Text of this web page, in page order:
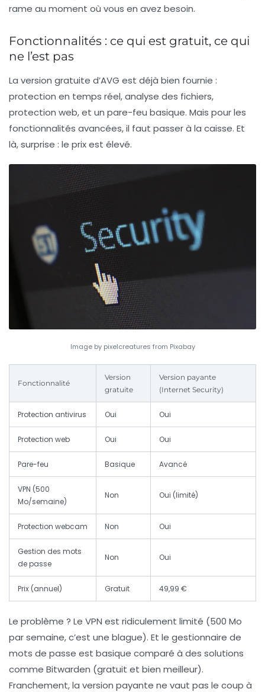
rame au moment où vous en avez besoin.
Fonctionnalités : ce qui est gratuit, ce qui
ne l’est pas
La version gratuite d’AVG est déjà bien fournie :
protection en temps réel, analyse des fichiers,
protection web, et un pare-feu basique. Mais pour les
fonctionnalités avancées, il faut passer à la caisse. Et
là, surprise : le prix est élevé.
Image by pixelcreatures from Pixabay
Fonctionnalité
Version
gratuite
Version payante
(Internet Security)
Protection antivirus Oui Oui
Protection web Oui Oui
Pare-feu Basique Avancé
VPN (500
Mo/semaine)
Non Oui (limité)
Protection webcam Non Oui
Gestion des mots
de passe
Non Oui
Prix (annuel) Gratuit 49,99 €
Le problème ? Le VPN est ridiculement limité (500 Mo
par semaine, c’est une blague). Et le gestionnaire de
mots de passe est basique comparé à des solutions
comme Bitwarden (gratuit et bien meilleur).
Franchement, la version payante ne vaut pas le coup à